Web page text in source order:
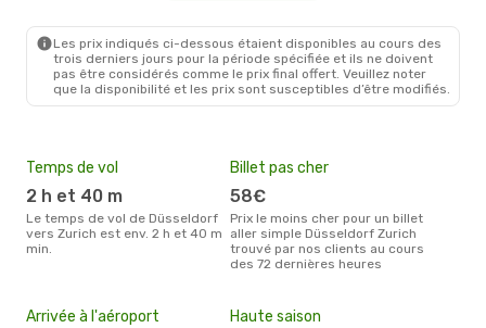
Les prix indiqués ci-dessous étaient disponibles au cours des
trois derniers jours pour la période spécifiée et ils ne doivent
pas être considérés comme le prix final offert. Veuillez noter
que la disponibilité et les prix sont susceptibles d’être modifiés.
Temps de vol
2 h et 40 m
Le temps de vol de Düsseldorf
vers Zurich est env. 2 h et 40 m
min.
Billet pas cher
58€
Prix le moins cher pour un billet
aller simple Düsseldorf Zurich
trouvé par nos clients au cours
des 72 dernières heures
Arrivée à l'aéroport Haute saison